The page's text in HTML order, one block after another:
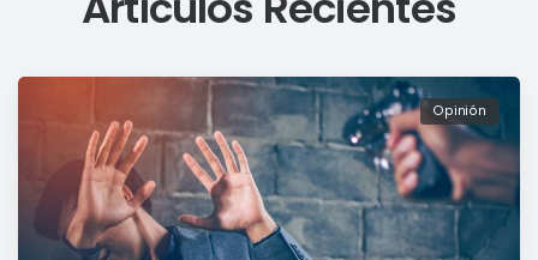
Opinión